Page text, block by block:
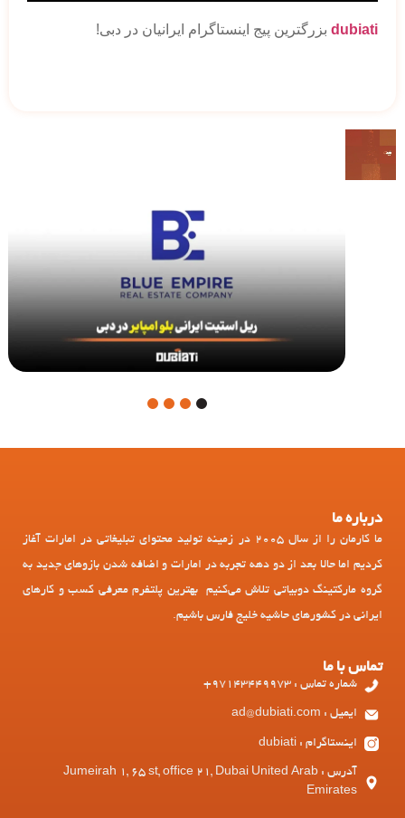
dubiati بزرگترین پیج اینستاگرام ایرانیان در دبی!
1
درباره ما
ما کارمان را از سال 2005 در زمینه تولید محتوای تبلیغاتی در امارات آغاز
کردیم اما حالا بعد از دو دهه تجربه در امارات و اضافه شدن بازوهای جدید به
گروه مارکتینگ دوبیاتی تلاش می‌کنیم بهترین پلتفرم معرفی کسب و کارهای
ایرانی در کشورهای حاشیه خلیج فارس باشیم.
تماس با ما
شماره تماس : 97143449973+
ایمیل : ad@dubiati.com
اینستاگرام : dubiati
آدرس : Jumeirah 1, 65 st, office 21, Dubai United Arab
Emirates